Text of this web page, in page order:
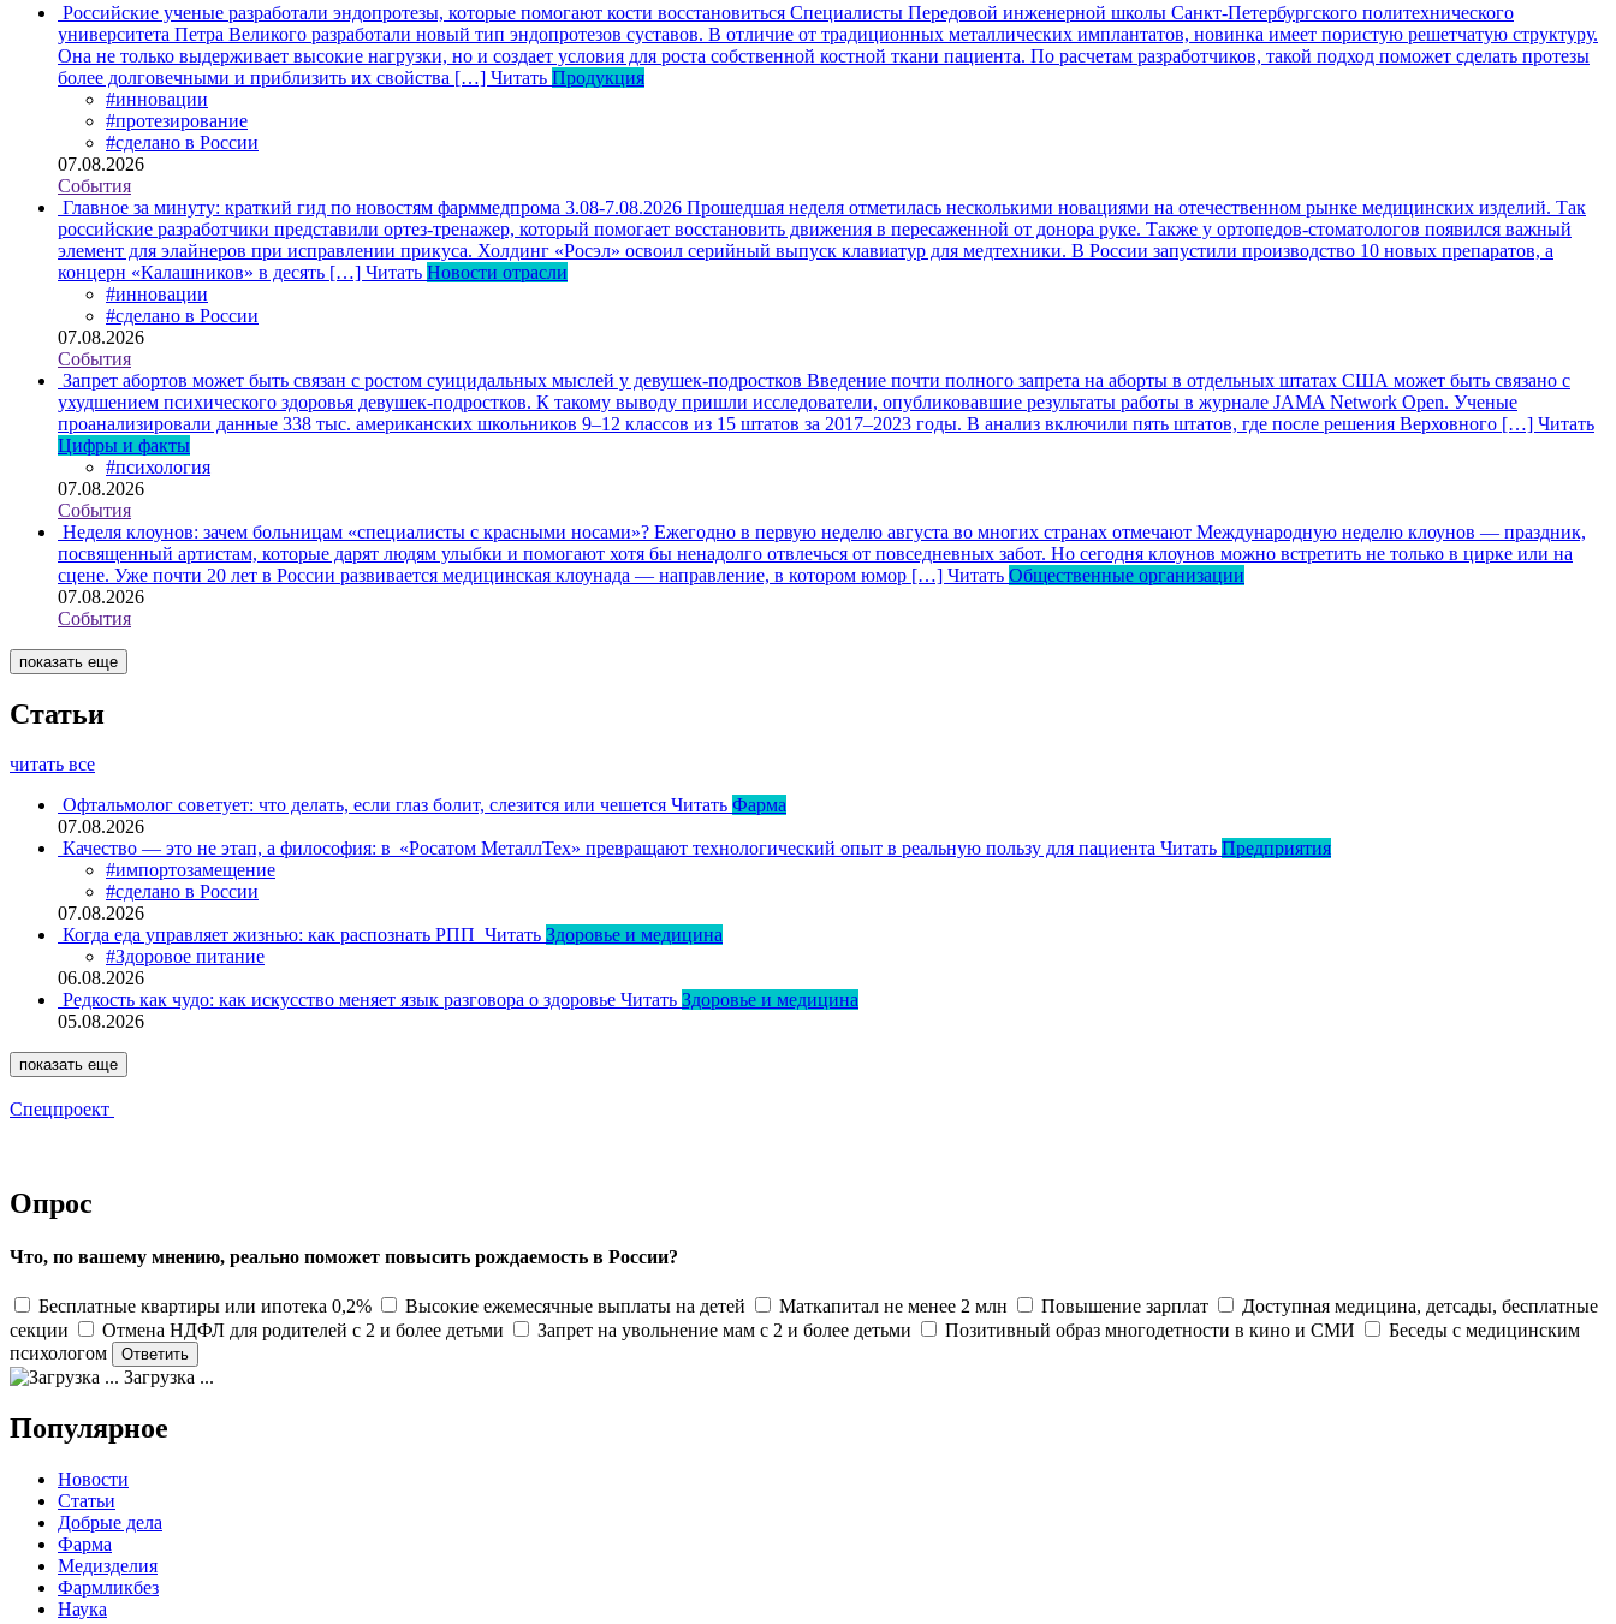
Российские ученые разработали эндопротезы, которые помогают кости восстановиться Специалисты Передовой инженерной школы Санкт-Петербургского политехнического
университета Петра Великого разработали новый тип эндопротезов суставов. В отличие от традиционных металлических имплантатов, новинка имеет пористую решетчатую структуру.
Она не только выдерживает высокие нагрузки, но и создает условия для роста собственной костной ткани пациента. По расчетам разработчиков, такой подход поможет сделать протезы
более долговечными и приблизить их свойства […] Читать Продукция
#инновации
#протезирование
#сделано в России
07.08.2026
События
Главное за минуту: краткий гид по новостям фарммедпрома 3.08-7.08.2026 Прошедшая неделя отметилась несколькими новациями на отечественном рынке медицинских изделий. Так
российские разработчики представили ортез-тренажер, который помогает восстановить движения в пересаженной от донора руке. Также у ортопедов-стоматологов появился важный
элемент для элайнеров при исправлении прикуса. Холдинг «Росэл» освоил серийный выпуск клавиатур для медтехники. В России запустили производство 10 новых препаратов, а
концерн «Калашников» в десять […] Читать Новости отрасли
#инновации
#сделано в России
07.08.2026
События
Запрет абортов может быть связан с ростом суицидальных мыслей у девушек-подростков Введение почти полного запрета на аборты в отдельных штатах США может быть связано с
ухудшением психического здоровья девушек-подростков. К такому выводу пришли исследователи, опубликовавшие результаты работы в журнале JAMA Network Open. Ученые
проанализировали данные 338 тыс. американских школьников 9–12 классов из 15 штатов за 2017–2023 годы. В анализ включили пять штатов, где после решения Верховного […] Читать
Цифры и факты
#психология
07.08.2026
События
Неделя клоунов: зачем больницам «специалисты с красными носами»? Ежегодно в первую неделю августа во многих странах отмечают Международную неделю клоунов — праздник,
посвященный артистам, которые дарят людям улыбки и помогают хотя бы ненадолго отвлечься от повседневных забот. Но сегодня клоунов можно встретить не только в цирке или на
сцене. Уже почти 20 лет в России развивается медицинская клоунада — направление, в котором юмор […] Читать Общественные организации
07.08.2026
События
показать еще
Статьи
читать все
Офтальмолог советует: что делать, если глаз болит, слезится или чешется Читать Фарма
07.08.2026
Качество — это не этап, а философия: в «Росатом МеталлТех» превращают технологический опыт в реальную пользу для пациента Читать Предприятия
#импортозамещение
#сделано в России
07.08.2026
Когда еда управляет жизнью: как распознать РПП Читать Здоровье и медицина
#Здоровое питание
06.08.2026
Редкость как чудо: как искусство меняет язык разговора о здоровье Читать Здоровье и медицина
05.08.2026
показать еще
Спецпроект
Опрос
Что, по вашему мнению, реально поможет повысить рождаемость в России?
Бесплатные квартиры или ипотека 0,2% Высокие ежемесячные выплаты на детей Маткапитал не менее 2 млн Повышение зарплат
Доступная медицина, детсады, бесплатные
секции
Отмена НДФЛ для родителей с 2 и более детьми Запрет на увольнение мам с 2 и более детьми Позитивный образ многодетности в кино и СМИ
Беседы с медицинским
психологом
Загрузка ...
Популярное
Новости
Статьи
Добрые дела
Фарма
Медизделия
Фармликбез
Наука